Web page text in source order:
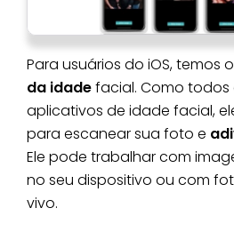
Para usuários do iOS, temos
da idadefacial. Como todos
aplicativos de idade facial,
para escanear sua foto e
Ele pode trabalhar com
no seu dispositivo ou com
vivo.